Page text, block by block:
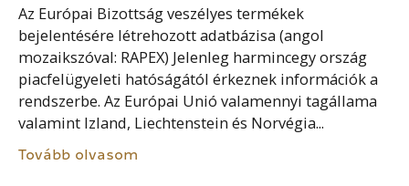
Az Európai Bizottság veszélyes termékek
bejelentésére létrehozott adatbázisa (angol
mozaikszóval: RAPEX) Jelenleg harmincegy ország
piacfelügyeleti hatóságától érkeznek információk a
rendszerbe. Az Európai Unió valamennyi tagállama
valamint Izland, Liechtenstein és Norvégia...
Tovább olvasom